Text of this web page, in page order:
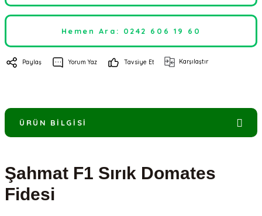
Hemen Ara: 0242 606 19 60
Paylaş Yorum Yaz Tavsiye Et Karşılaştır
ÜRÜN BILGISI
Şahmat F1 Sırık Domates
Fidesi